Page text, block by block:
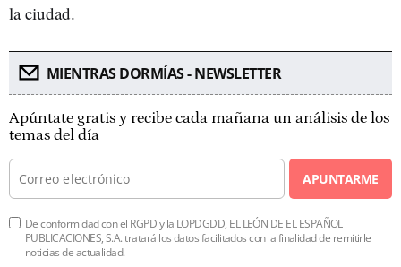
la ciudad.
MIENTRAS DORMÍAS - NEWSLETTER
Apúntate gratis y recibe cada mañana un análisis de los
temas del día
APUNTARME
De conformidad con el RGPD y la LOPDGDD, EL LEÓN DE EL ESPAÑOL
PUBLICACIONES, S.A. tratará los datos facilitados con la finalidad de remitirle
noticias de actualidad.